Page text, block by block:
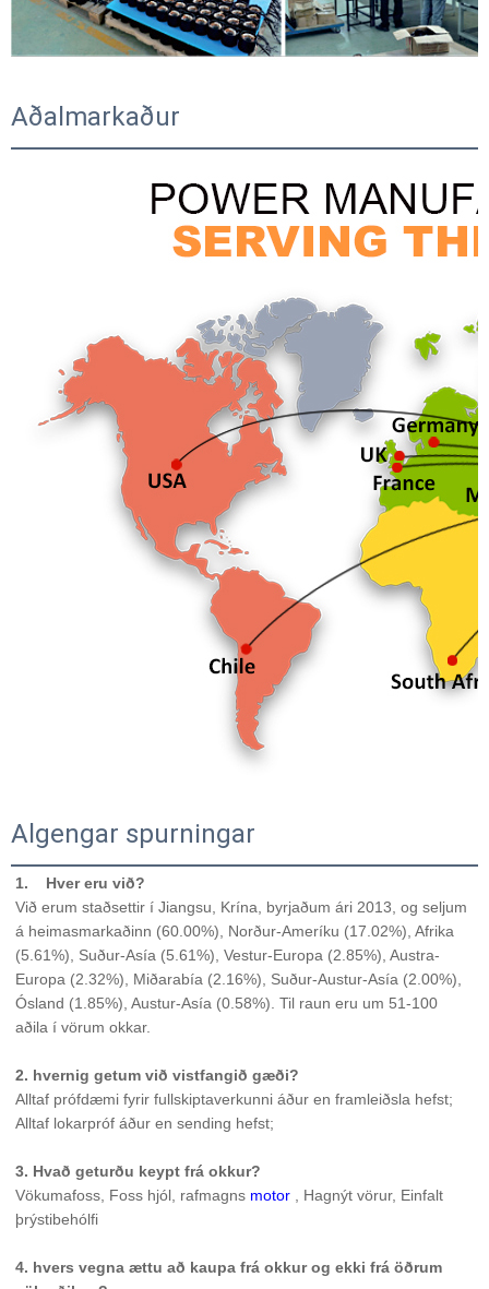
Aðalmarkaður
Algengar spurningar
1. Hver eru við?
Við erum staðsettir í Jiangsu, Krína, byrjaðum ári 2013, og seljum
á heimasmarkaðinn (60.00%), Norður-Ameríku (17.02%), Afrika
(5.61%), Suður-Asía (5.61%), Vestur-Europa (2.85%), Austra-
Europa (2.32%), Miðarabía (2.16%), Suður-Austur-Asía (2.00%),
Ósland (1.85%), Austur-Asía (0.58%). Til raun eru um 51-100
aðila í vörum okkar.
2. hvernig getum við vistfangið gæði?
Alltaf prófdæmi fyrir fullskiptaverkunni áður en framleiðsla hefst;
Alltaf lokarpróf áður en sending hefst;
3. Hvað geturðu keypt frá okkur?
Vökumafoss, Foss hjól, rafmagns motor
, Hagnýt vörur, Einfalt
þrýstibehólfi
4. hvers vegna ættu að kaupa frá okkur og ekki frá öðrum